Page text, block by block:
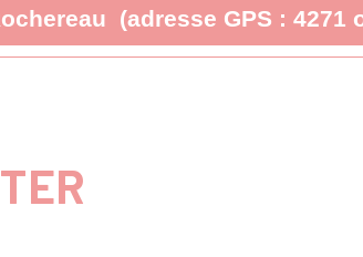
(adresse GPS : 4271